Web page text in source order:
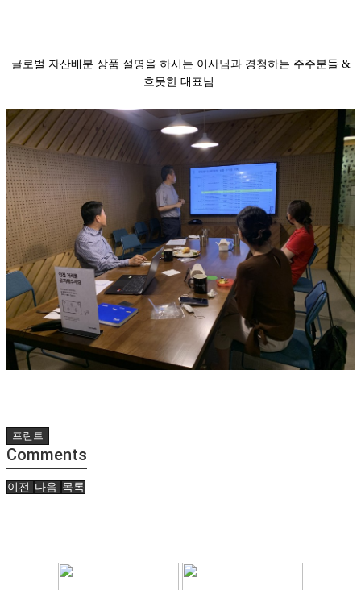
글로벌 자산배분 상품 설명을 하시는 이사님과 경청하는 주주분들 &
흐뭇한 대표님.
프린트
Comments
이전 다음 목록